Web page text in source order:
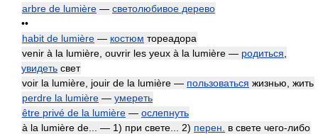
arbre de lumière — светолюбивое дерево
••
habit de lumière — костюм тореадора
venir à la lumière, ouvrir les yeux à la lumière — родиться
увидеть свет
voir la lumière, jouir de la lumière — пользоваться жизнью, жить
perdre la lumière — умереть
être privé de la lumière — ослепнуть
à la lumière de... — 1) при свете... 2) перен.
в свете чего-либо